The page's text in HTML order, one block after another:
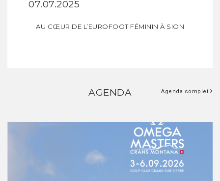
07.07.2025
AU CŒUR DE L’EUROFOOT FÉMININ À SION
AGENDA Agenda complet